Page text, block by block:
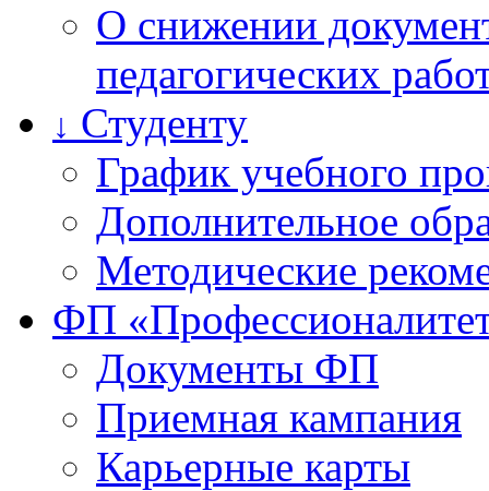
О снижении
педагогических
↓ Студенту
График учебного
Дополнительное
Методические
ФП
Документы ФП
Приемная кампания
Карьерные карты